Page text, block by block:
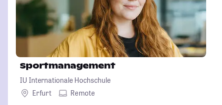
Sportmanagement
IU Internationale Hochschule
Erfurt
Remote